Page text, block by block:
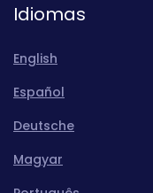
Idiomas
English
Español
Deutsche
Magyar